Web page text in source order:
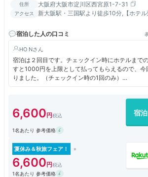
住所 大阪府大阪市淀川区西宮原1-7-31
アクセス
新大阪駅・三国駅より徒歩10分,【ホテ
宿泊した人の口コミ
HO N
宿泊は２回目です。チェックイン時にホテルまで
すと1000円を上限として払ってもらえるので、今
りました。（チェックイン時の1回のみ）
スイートタイプの部屋は冷蔵庫あり、洗濯機あり
ネスプレッソは嬉しいです。
6,600 宿
1名あたり 参考価格
夏休み＆秋旅フェア！
6,600
1名あたり 参考価格